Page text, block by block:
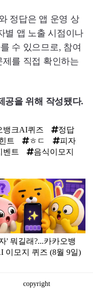
정답은 앱 운영 상
별 앱 노출 시점이나
수 있으므로, 참여
를 직접 확인하는
공을 위해 작성됐다.
뱅크AI퀴즈
정답
트 ㅎㄷ
피자
벤트
음식이모지
' 뭐길래?...카카오뱅
이모지 퀴즈 (8월 9일)
copyright